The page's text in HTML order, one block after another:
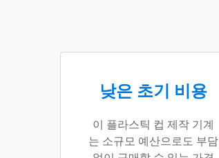
낮은 초기 비용
이 플라스틱 컵 제작 기계
는 소규모 예산으로도 부담